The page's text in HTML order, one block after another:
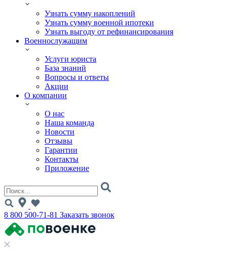
Узнать сумму накоплений
Узнать сумму военной ипотеки
Узнать выгоду от рефинансирования
Военнослужащим
Услуги юриста
База знаний
Вопросы и ответы
Акции
О компании
О нас
Наша команда
Новости
Отзывы
Гарантии
Контакты
Приложение
8 800 500-71-81 Заказать звонок